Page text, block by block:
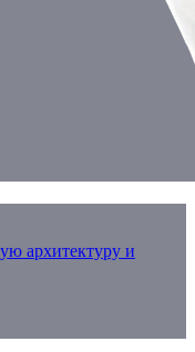
архитектуру и